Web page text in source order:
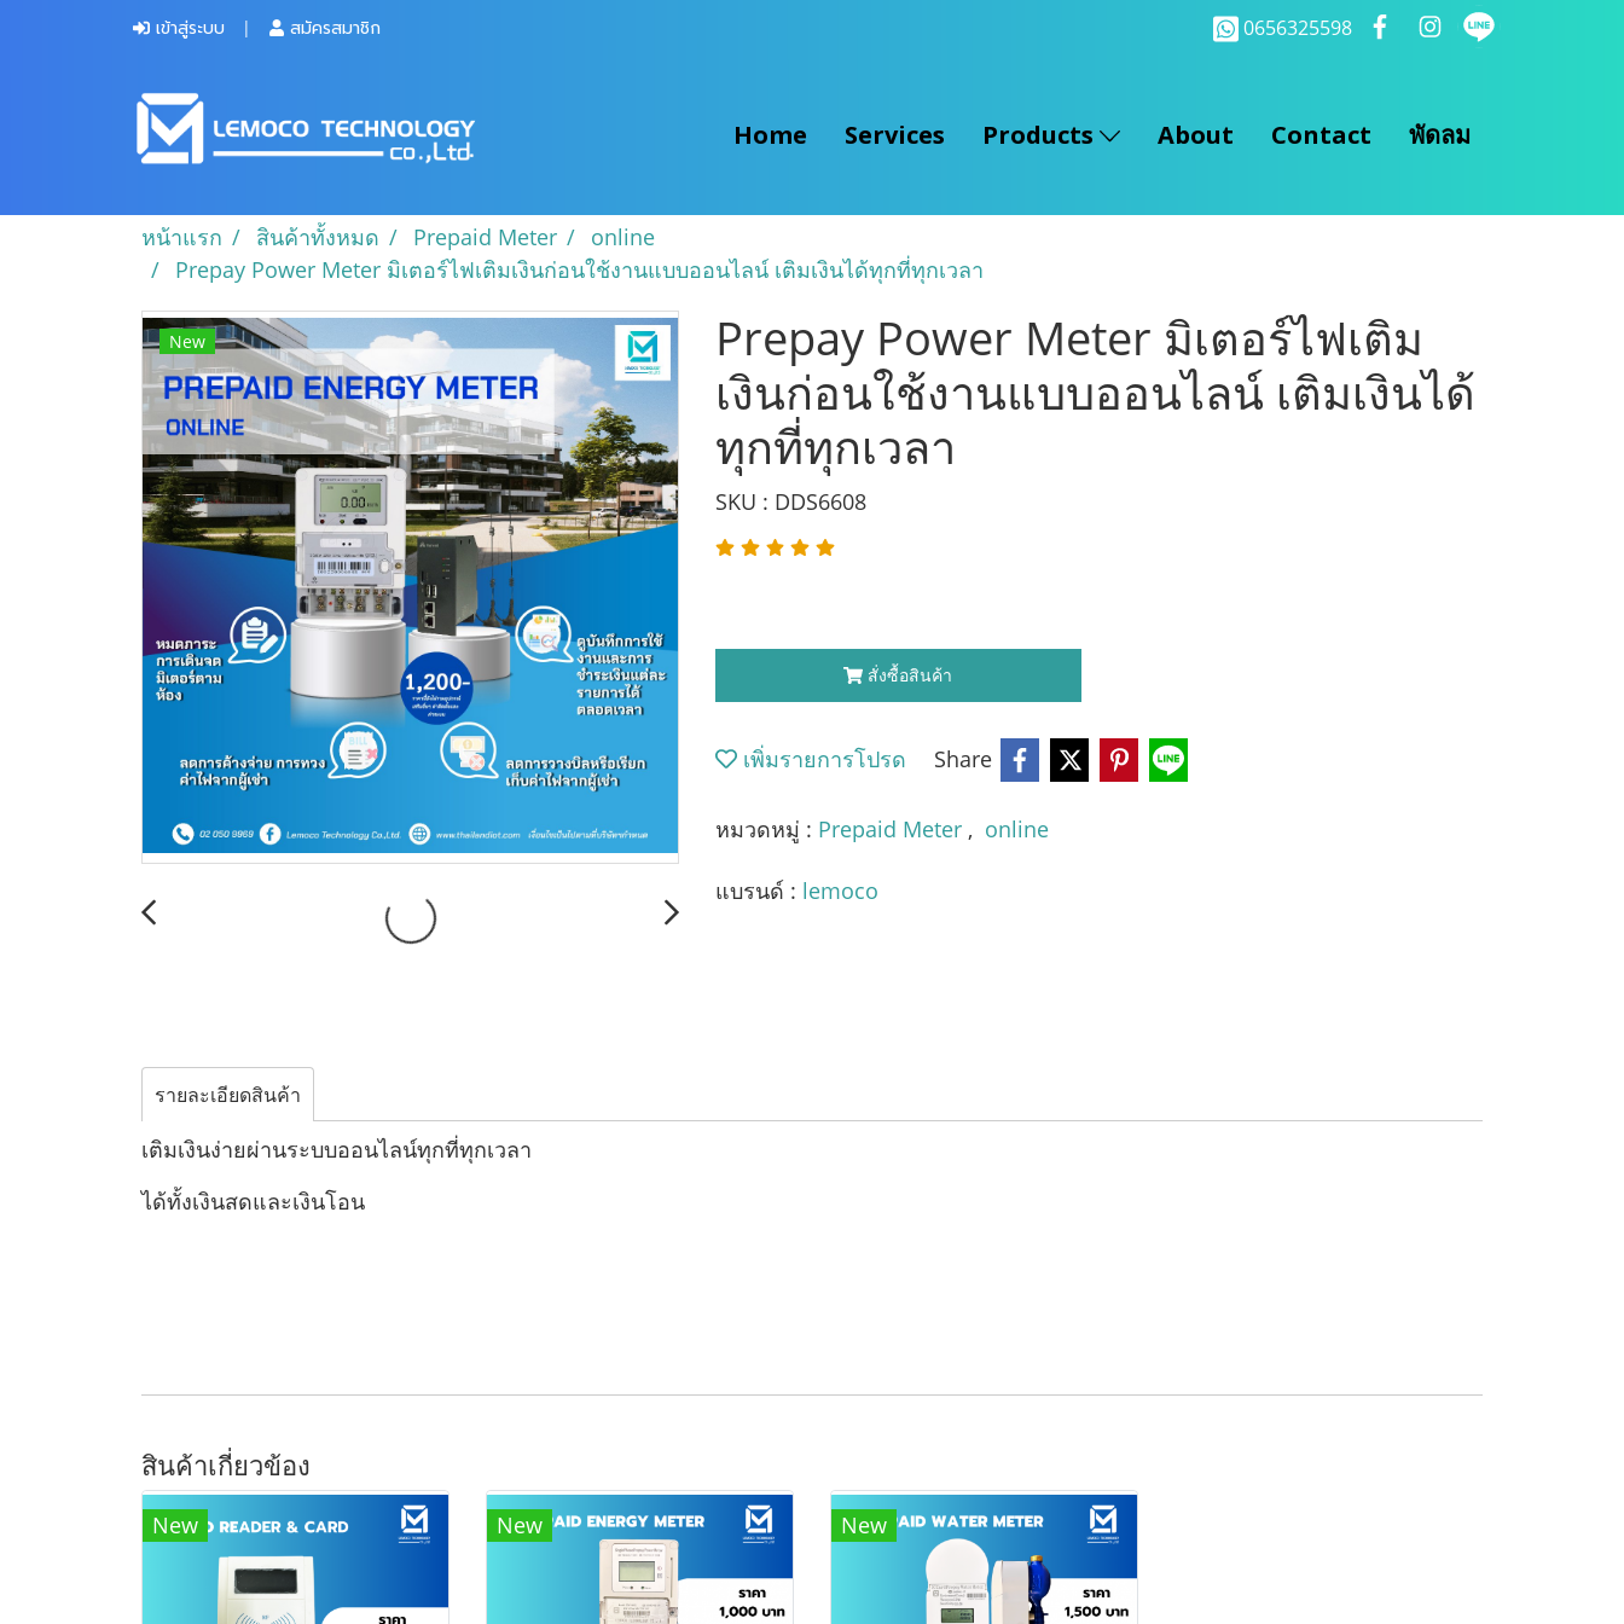
เข้าสู่ระบบ สมัครสมาชิก 0656325598
Home Services Products About Contact พัดลม
หน้าแรก สินค้าทั้งหมด Prepaid Meter
online
Prepay Power Meter มิเตอร์ไฟเติมเงินก่อนใช้งานแบบออนไลน์ เติมเงินได้ทุกที่ทุกเวลา
New
Prepay Power Meter มิเตอร์ไฟเติม
เงินก่อนใช้งานแบบออนไลน์ เติมเงินได้
ทุกที่ทุกเวลา
SKU : DDS6608
สั่งซื้อสินค้า
เพิ่มรายการโปรด Share
หมวดหมู่ : Prepaid Meter , online
แบรนด์ : lemoco
รายละเอียดสินค้า
เติมเงินง่ายผ่านระบบออนไลน์ทุกที่ทุกเวลา
ได้ทั้งเงินสดและเงินโอน
สินค้าเกี่ยวข้อง
New New New